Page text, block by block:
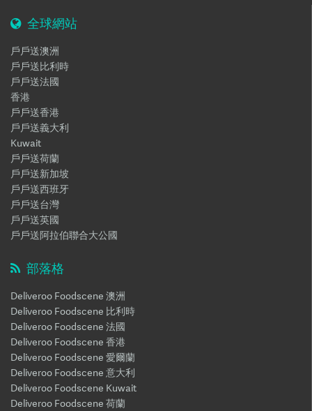
全球網站
戶戶送澳洲
戶戶送比利時
戶戶送法國
香港
戶戶送香港
戶戶送義大利
Kuwait
戶戶送荷蘭
戶戶送新加坡
戶戶送西班牙
戶戶送台灣
戶戶送英國
戶戶送阿拉伯聯合大公國
部落格
Deliveroo Foodscene 澳洲
Deliveroo Foodscene 比利時
Deliveroo Foodscene 法國
Deliveroo Foodscene 香港
Deliveroo Foodscene 愛爾蘭
Deliveroo Foodscene 意大利
Deliveroo Foodscene Kuwait
Deliveroo Foodscene 荷蘭